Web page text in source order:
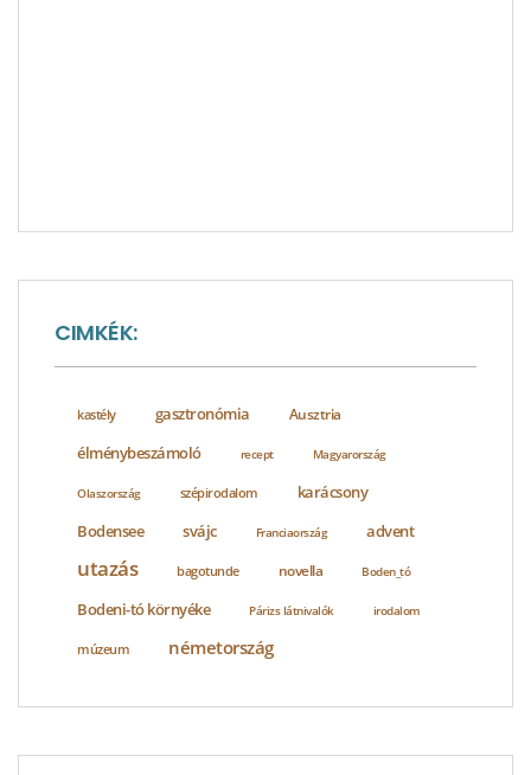
CIMKÉK:
kastély gasztronómia Ausztria
élménybeszámoló recept Magyarország
Olaszország szépirodalom
karácsony
Bodensee
svájc Franciaország advent
utazás bagotunde novella Boden_tó
Bodeni-tó környéke Párizs látnivalók irodalom
múzeum németország